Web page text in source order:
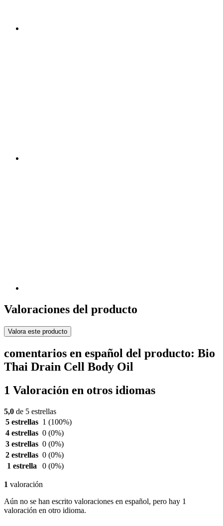
Valoraciones del producto
Valora este producto
comentarios en español del producto: Bio
Thai Drain Cell Body Oil
1 Valoración en otros idiomas
5,0 de 5 estrellas
5 estrellas 1 (100%)
4 estrellas 0 (0%)
3 estrellas 0 (0%)
2 estrellas 0 (0%)
1 estrella
0 (0%)
1 valoración
Aún no se han escrito valoraciones en español, pero hay 1
valoración en otro idioma.